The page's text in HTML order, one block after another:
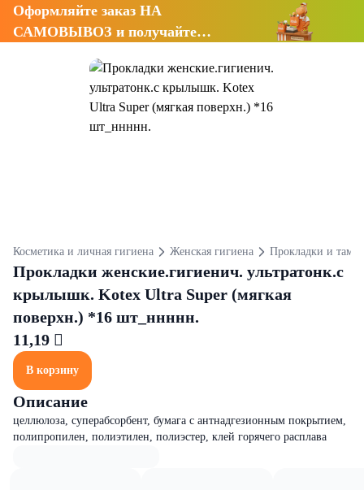
Оформляйте заказ НА
САМОВЫВОЗ и получайте
Косметика и личная гигиена Женская гигиена Прокладки и
Прокладки женские.гигиенич. ультратонк.с
крылышк. Kotex Ultra Super (мягкая
поверхн.) *16 шт_ннннн.
11,19 
В корзину
Описание
целлюлоза, суперабсорбент, бумага с антнадгезионным покрытием,
полипропилен, полиэтилен, полиэстер, клей горячего расплава